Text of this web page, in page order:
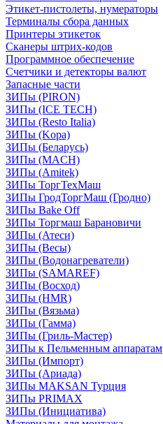
Этикет-пистолеты, нумераторы
Терминалы сбора данных
Принтеры этикеток
Сканеры штрих-кодов
Программное обеспечение
Счетчики и детекторы валют
Запасные части
ЗИПы (PIRON)
ЗИПы (ICE TECH)
ЗИПы (Resto Italia)
ЗИПы (Kopa)
ЗИПы (Беларусь)
ЗИПы (MACH)
ЗИПы (Amitek)
ЗИПы ТоргТехМаш
ЗИПы ГродТоргМаш (Гродно)
ЗИПы Bake Off
ЗИПы Торгмаш Барановичи
ЗИПы (Атеси)
ЗИПы (Весы)
ЗИПы (Водонагреватели)
ЗИПы (SAMAREF)
ЗИПы (Восход)
ЗИПы (HMR)
ЗИПы (Вязьма)
ЗИПы (Гамма)
ЗИПы (Гриль-Мастер)
ЗИПы к Пельменным аппаратам
ЗИПы (Импорт)
ЗИПы (Ариада)
ЗИПы MAKSAN Турция
ЗИПы PRIMAX
ЗИПы (Инициатива)